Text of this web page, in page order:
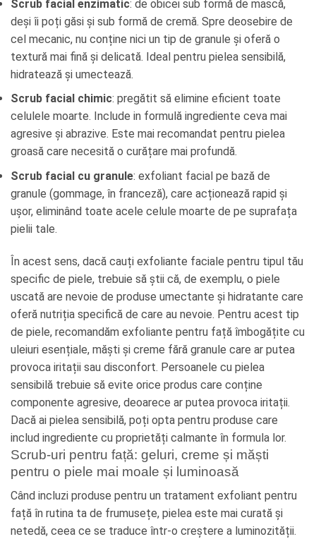
Scrub facial enzimatic: de obicei sub formă de mască,
deși îi poți găsi și sub formă de cremă. Spre deosebire de
cel mecanic, nu conține nici un tip de granule și oferă o
textură mai fină și delicată. Ideal pentru pielea sensibilă,
hidratează și umectează.
Scrub facial chimic: pregătit să elimine eficient toate
celulele moarte. Include in formulă ingrediente ceva mai
agresive și abrazive. Este mai recomandat pentru pielea
groasă care necesită o curățare mai profundă.
Scrub facial cu granule: exfoliant facial pe bază de
granule (gommage, în franceză), care acționează rapid și
ușor, eliminând toate acele celule moarte de pe suprafața
pielii tale.
În acest sens, dacă cauți exfoliante faciale pentru tipul tău
specific de piele, trebuie să știi că, de exemplu, o piele
uscată are nevoie de produse umectante și hidratante care
oferă nutriția specifică de care au nevoie. Pentru acest tip
de piele, recomandăm exfoliante pentru față îmbogățite cu
uleiuri esențiale, măști și creme fără granule care ar putea
provoca iritații sau disconfort. Persoanele cu pielea
sensibilă trebuie să evite orice produs care conține
componente agresive, deoarece ar putea provoca iritații.
Dacă ai pielea sensibilă, poți opta pentru produse care
includ ingrediente cu proprietăți calmante în formula lor.
Scrub-uri pentru față: geluri, creme și măști
pentru o piele mai moale și luminoasă
Când incluzi produse pentru un tratament exfoliant pentru
față în rutina ta de frumusețe, pielea este mai curată și
netedă, ceea ce se traduce într-o creștere a luminozității.